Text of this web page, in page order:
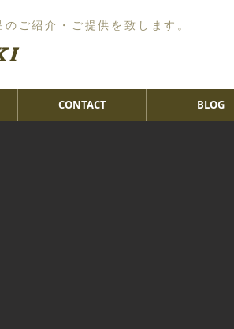
ご紹介・ご提供を致します。
CONTACT BLOG